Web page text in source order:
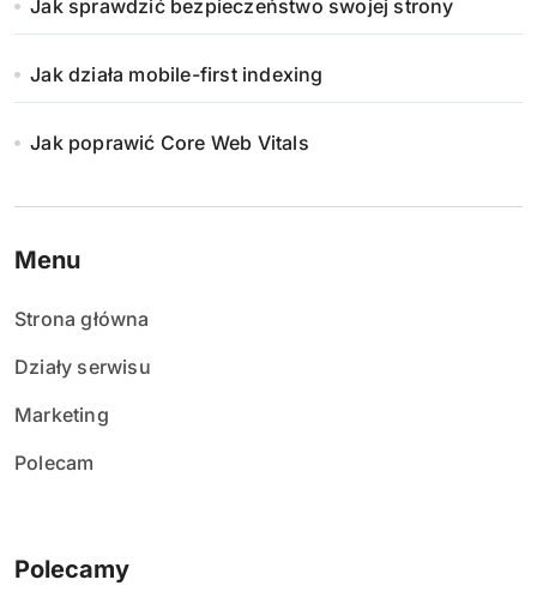
Jak sprawdzić bezpieczeństwo swojej strony
Jak działa mobile-first indexing
Jak poprawić Core Web Vitals
Menu
Strona główna
Działy serwisu
Marketing
Polecam
Polecamy